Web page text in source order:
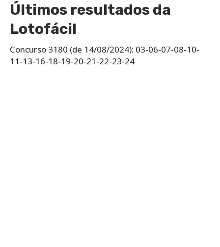
Últimos resultados da
Lotofácil
Concurso 3180 (de 14/08/2024): 03-06-07-08-10-
11-13-16-18-19-20-21-22-23-24